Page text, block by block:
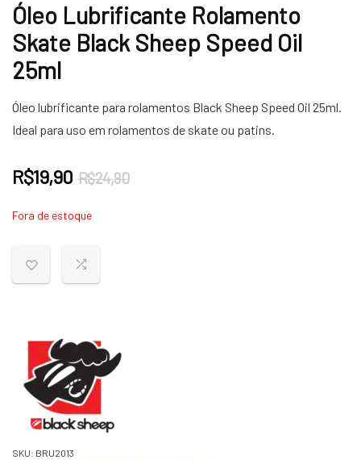
Óleo Lubrificante Rolamento
Skate Black Sheep Speed Oil
25ml
Óleo lubrificante para rolamentos Black Sheep Speed Oil 25ml.
Ideal para uso em rolamentos de skate ou patins.
R$24,90O
R$19,90
O
Fora de estoque
SKU: BRU2013